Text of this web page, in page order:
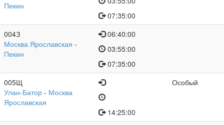
Пекин
07:35:00
004З
Москва Ярославская -
Пекин
06:40:00
03:55:00
07:35:00
005Щ
Улан-Батор - Москва
Ярославская
14:25:00
Особый